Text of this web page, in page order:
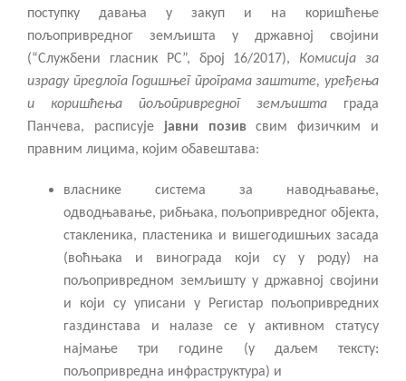
поступку давања у закуп и на коришћење
пољопривредног земљишта у државној својини
(“Службени гласник РС”, број 16/2017), Комисија за
израду предлога Годишњег програма заштите, уређења
и коришћења пољопривредног земљишта града
Панчева, расписује јавни позив
свим физичким и
правним лицима, којим обавештава:
власнике система за наводњавање,
одводњавање, рибњака, пољопривредног објекта,
стакленика, пластеника и вишегодишњих засада
(воћњака и винограда који су у роду) на
пољопривредном земљишту у државној својини
и који су уписани у Регистар пољопривредних
газдинстава и налазе се у активном статусу
најмање три године (у даљем тексту:
пољопривредна инфраструктура) и